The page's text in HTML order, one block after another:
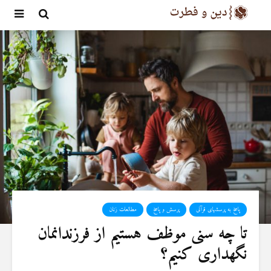
پاسخ به پرسشهای قرآنی پرسش و پاسخ مطالعات زنان
تا چه سنی موظف هستیم از فرزندانمان
نگهداری کنیم؟